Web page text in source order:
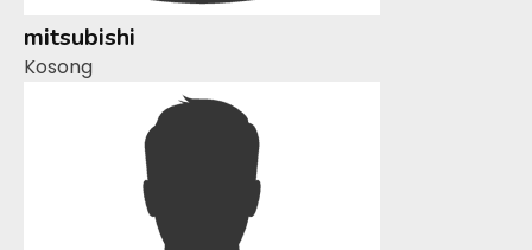
mitsubishi
Kosong